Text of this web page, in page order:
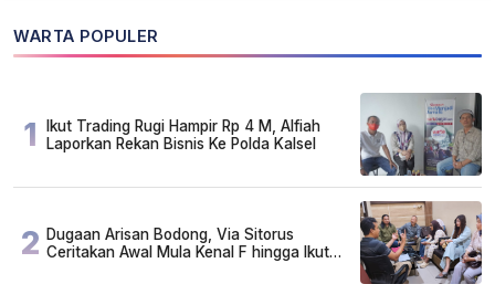
WARTA POPULER
1
Ikut Trading Rugi Hampir Rp 4 M, Alfiah
Laporkan Rekan Bisnis Ke Polda Kalsel
2 Dugaan Arisan Bodong, Via Sitorus
Ceritakan Awal Mula Kenal F hingga Ikut